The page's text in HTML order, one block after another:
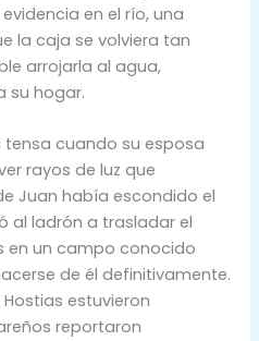
en el río, una
la caja se volviera tan
arrojarla al agua,
su hogar.
cuando su esposa
rayos de luz que
Juan había escondido el
al ladrón a trasladar el
en un campo conocido
de él definitivamente.
estuvieron
reportaron